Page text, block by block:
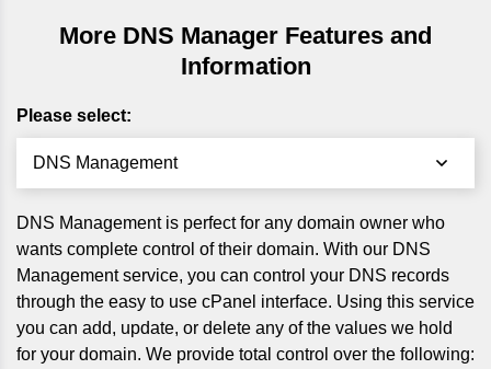
More DNS Manager Features and
Information
Please select:
DNS Management
DNS Management is perfect for any domain owner who
wants complete control of their domain. With our DNS
Management service, you can control your DNS records
through the easy to use cPanel interface. Using this service
you can add, update, or delete any of the values we hold
for your domain. We provide total control over the following: